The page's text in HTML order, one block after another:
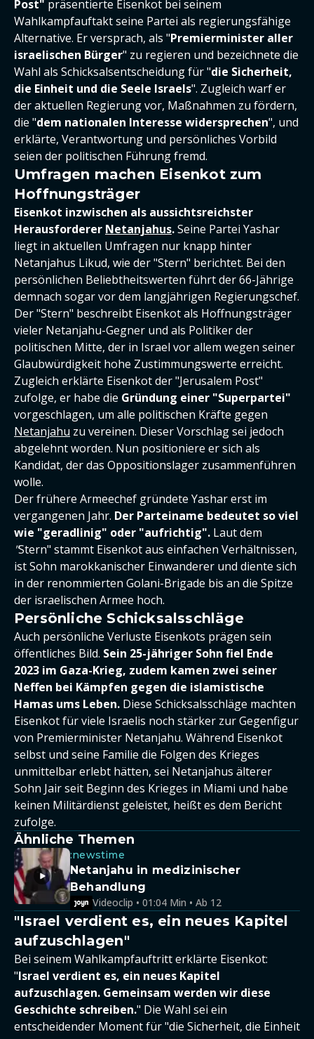
Post" präsentierte Eisenkot bei seinem
Wahlkampfauftakt seine Partei als regierungsfähige
Alternative. Er versprach, als "Premierminister aller
israelischen Bürger" zu regieren und bezeichnete die
Wahl als Schicksalsentscheidung für "die Sicherheit,
die Einheit und die Seele Israels". Zugleich warf er
der aktuellen Regierung vor, Maßnahmen zu fördern,
die "dem nationalen Interesse widersprechen", und
erklärte, Verantwortung und persönliches Vorbild
seien der politischen Führung fremd.
Umfragen machen Eisenkot zum
Hoffnungsträger
Eisenkot inzwischen als aussichtsreichster
Herausforderer Netanjahus.Seine Partei Yashar
liegt in aktuellen Umfragen nur knapp hinter
Netanjahus Likud, wie der "Stern" berichtet. Bei den
persönlichen Beliebtheitswerten führt der 66-Jährige
demnach sogar vor dem langjährigen Regierungschef.
Der "Stern" beschreibt Eisenkot als Hoffnungsträger
vieler Netanjahu-Gegner und als Politiker der
politischen Mitte, der in Israel vor allem wegen seiner
Glaubwürdigkeit hohe Zustimmungswerte erreicht.
Zugleich erklärte Eisenkot der "Jerusalem Post"
zufolge, er habe die Gründung einer "Superpartei"
vorgeschlagen, um alle politischen Kräfte gegen
Netanjahu zu vereinen. Dieser Vorschlag sei jedoch
abgelehnt worden. Nun positioniere er sich als
Kandidat, der das Oppositionslager zusammenführen
wolle.
Der frühere Armeechef gründete Yashar erst im
vergangenen Jahr. Der Parteiname bedeutet so viel
wie "geradlinig" oder "aufrichtig". Laut dem
"Stern" stammt Eisenkot aus einfachen Verhältnissen,
ist Sohn marokkanischer Einwanderer und diente sich
in der renommierten Golani-Brigade bis an die Spitze
der israelischen Armee hoch.
Persönliche Schicksalsschläge
Auch persönliche Verluste Eisenkots prägen sein
öffentliches Bild. Sein 25-jähriger Sohn fiel Ende
2023 im Gaza-Krieg, zudem kamen zwei seiner
Neffen bei Kämpfen gegen die islamistische
Hamas ums Leben. Diese Schicksalsschläge machten
Eisenkot für viele Israelis noch stärker zur Gegenfigur
von Premierminister Netanjahu. Während Eisenkot
selbst und seine Familie die Folgen des Krieges
unmittelbar erlebt hätten, sei Netanjahus älterer
Sohn Jair seit Beginn des Krieges in Miami und habe
keinen Militärdienst geleistet, heißt es dem Bericht
zufolge.
Ähnliche Themen
:newstime
Netanjahu in medizinischer
Behandlung
Videoclip • 01:04 Min • Ab 12
"Israel verdient es, ein neues Kapitel
aufzuschlagen"
Bei seinem Wahlkampfauftritt erklärte Eisenkot:
"Israel verdient es, ein neues Kapitel
aufzuschlagen. Gemeinsam werden wir diese
Geschichte schreiben." Die Wahl sei ein
entscheidender Moment für "die Sicherheit, die Einheit